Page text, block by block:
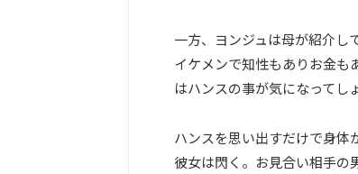
一方、ヨンジュは母が紹介し
イケメンで知性もありお金
はハンスの事が気になってし
ハンスを思い出すだけで身体
彼女は閃く。お見合い相手の